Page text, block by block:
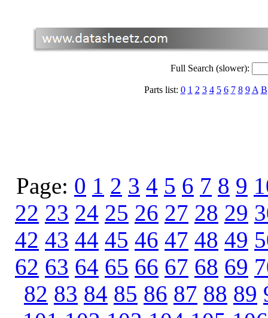
Full Search (slower):
Parts list: 0 1 2 3 4 5 6 7 8 9 A B
Page: 0 1 2 3 4 5 6 7 8 9
22 23 24 25 26 27 28 29
42 43 44 45 46 47 48 49
62 63 64 65 66 67 68 69
82 83 84 85 86 87 88 89